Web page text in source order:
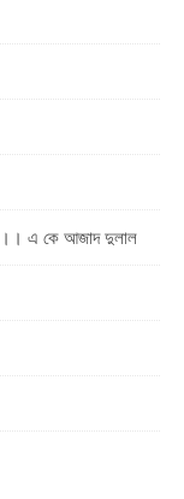
।। এ কে আজাদ দুলাল